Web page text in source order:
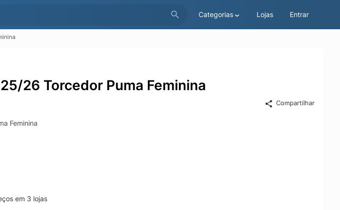
Categorias Lojas Entrar
26 Torcedor Puma Feminina
Compartilhar
Feminina
em 3 lojas